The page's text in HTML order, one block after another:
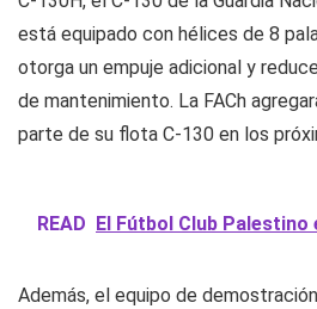
está equipado con hélices de 8
otorga un empuje adicional y
de mantenimiento. La FACh
parte de su flota C-130 en los
READ El Fútbol Club Palestino
Además, el equipo de